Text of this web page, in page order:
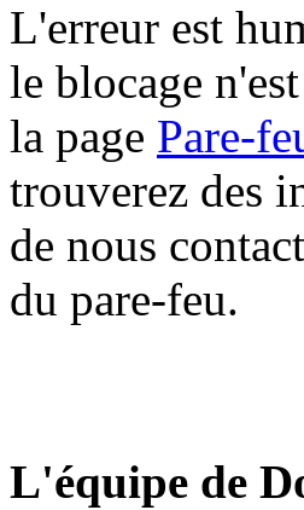
L'erreur est
le blocage
la page Pare-
trouverez des
de nous
du pare-feu.
L'équipe de